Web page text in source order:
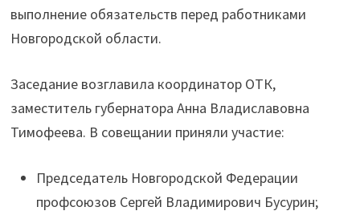
выполнение обязательств перед работниками
Новгородской области.
Заседание возглавила координатор ОТК,
заместитель губернатора Анна Владиславовна
Тимофеева. В совещании приняли участие:
Председатель Новгородской Федерации
профсоюзов Сергей Владимирович Бусурин;